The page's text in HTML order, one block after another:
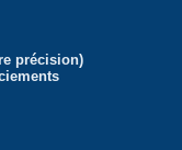
précision)